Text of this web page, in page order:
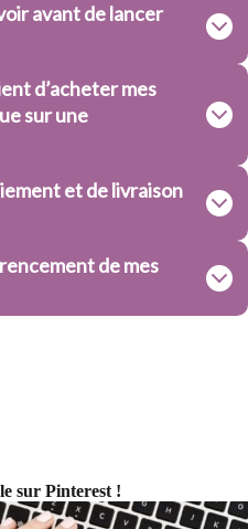
avant de lancer
d’acheter mes
sur une
et de livraison
de mes
sur Pinterest !